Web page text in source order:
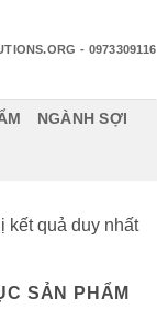
- 0973309116
NGÀNH SỢI
kết quả duy nhất
SẢN PHẨM